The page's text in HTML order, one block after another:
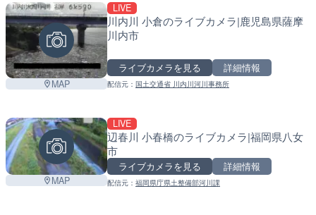
MAP
LIVE
川内川 小倉のライブカメラ|鹿児島県薩摩
川内市
ライブカメラを見る 詳細情報
配信元： 国土交通省 川内川河川事務所
MAP
LIVE
辺春川 小春橋のライブカメラ|福岡県八女
市
ライブカメラを見る 詳細情報
配信元： 福岡県庁県土整備部河川課